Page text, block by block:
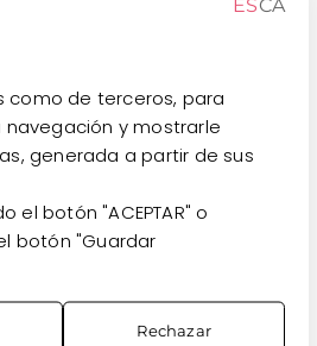
ESCA
como de terceros, para
y mostrarle
generada a partir de sus
botón "ACEPTAR" o
botón "Guardar
Rechazar